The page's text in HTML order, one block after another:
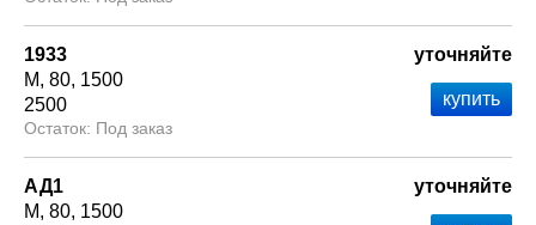
1933
М 80 1500
2500
Под заказ
уточняйте
АД1
М 80 1500
уточняйте